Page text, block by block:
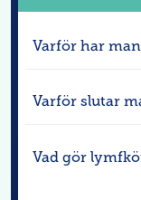
Varför har
Varför slutar
Vad gör